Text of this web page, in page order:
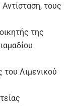
τους
της
Λιμενικού